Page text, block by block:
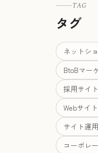
TAG
タグ
ネットシ
BtoBマー
採用サイト
Webサイ
サイト運用
コーポレ